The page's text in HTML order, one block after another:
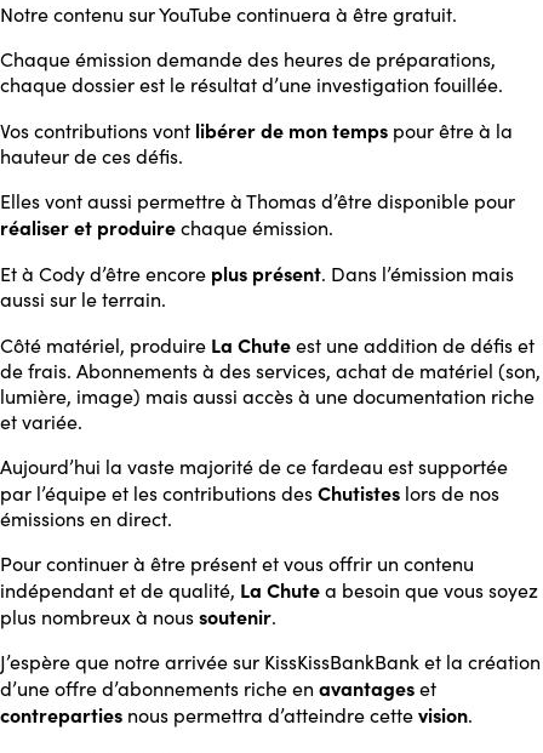
Notre contenu sur YouTube continuera à être gratuit.
Chaque émission demande des heures de préparations,
chaque dossier est le résultat d’une investigation fouillée.
Vos contributions vont libérer de mon temps pour être à la
hauteur de ces défis.
Elles vont aussi permettre à Thomas d’être disponible pour
réaliser et produirechaque émission.
Et à Cody d’être encore plus présent. Dans l’émission mais
aussi sur le terrain.
Côté matériel, produire La Chuteest une addition de défis et
de frais. Abonnements à des services, achat de matériel (son,
lumière, image) mais aussi accès à une documentation riche
et variée.
Aujourd’hui la vaste majorité de ce fardeau est supportée
par l’équipe et les contributions desChutistes lors de nos
émissions en direct.
Pour continuer à être présent et vous offrir un contenu
indépendant et de qualité, La Chutea besoin que vous soyez
plus nombreux à noussoutenir.
J’espère que notre arrivée sur KissKissBankBank et la création
d’une offre d’abonnements riche en avantageset
contreparties nous permettra d’atteindre cettevision.